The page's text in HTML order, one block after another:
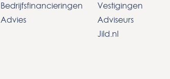
Bedrijfsfinancieringen
Advies
Vestigingen
Adviseurs
Jild.nl